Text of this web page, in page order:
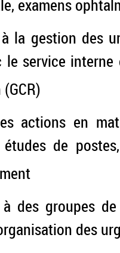
examens
la gestion des
le service
actions en
études de
des groupes
des